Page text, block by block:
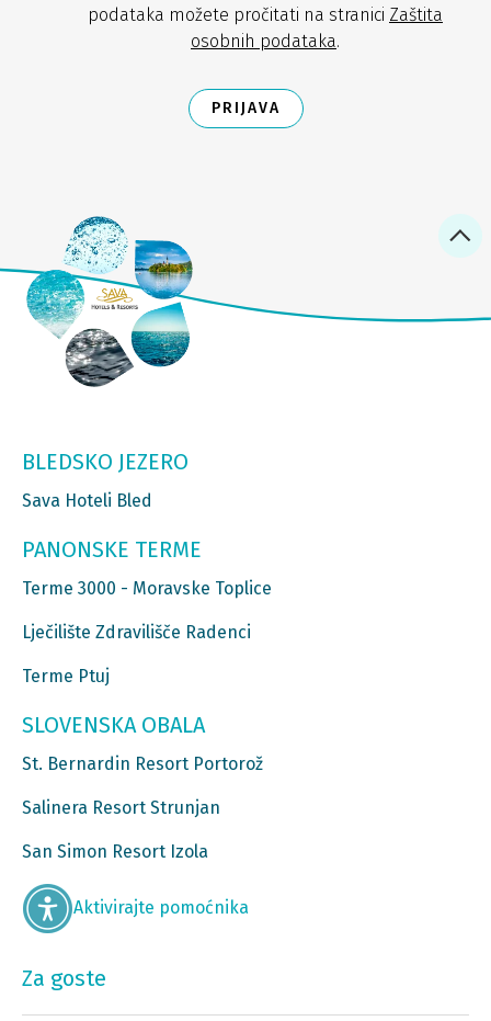
podataka možete pročitati na stranici Zaštita
osobnih podataka.
PRIJAVA
BLEDSKO JEZERO
Sava Hoteli Bled
PANONSKE TERME
Terme 3000 - Moravske Toplice
Lječilište Zdravilišče Radenci
Terme Ptuj
SLOVENSKA OBALA
St. Bernardin Resort Portorož
Salinera Resort Strunjan
San Simon Resort Izola
Aktivirajte pomoćnika
Za goste